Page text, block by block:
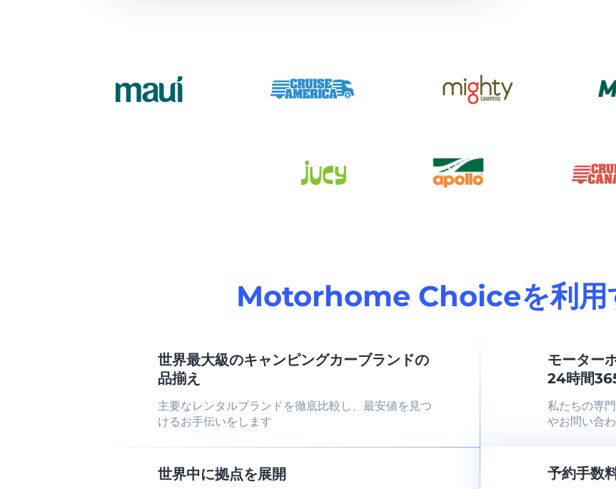
Motorhome Choiceを利用
世界最大級のキャンピングカーブランドの
品揃え
主要なレンタルブランドを徹底比較し、最安値を見つ
けるお手伝いをします
モーター
24時間
私たちの専
やお問い合
世界中に拠点を展開 予約手数